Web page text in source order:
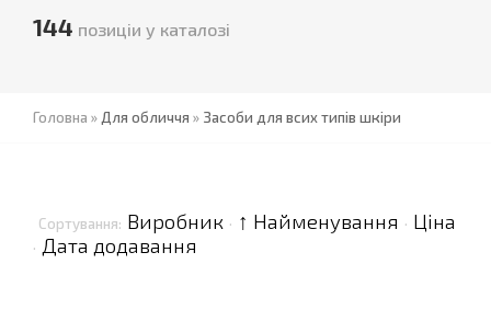
144 позиціи у каталозі
Головна » Для обличчя » Засоби для всих типів шкіри
Сортування: Виробник · ↑ Найменування · Ціна
· Дата додавання